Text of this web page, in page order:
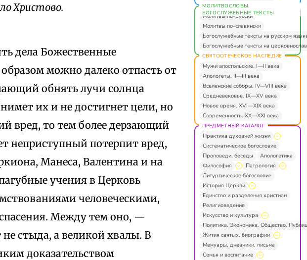
Христово.
дела Божественные
можно далеко отпасть от
обнять лучи солнца
их и не достигнет цели, но
вред, то тем более дерзающий
неприступный потерпит вред,
Манеса, Валентина и на
учения в Церковь
человеческими,
Между тем оно, —
стыда, а великой хвалы. В
доказательством
МОЛИТВОСЛОВЫ.
БОГОСЛУЖЕБНЫЕ ТЕКСТЫ
Молитвы по-русски
Молитвы по-славянски
Богослужебные тексты на русском
Богослужебные тексты на
СВЯТООТЕЧЕСКОЕ НАСЛЕДИЕ
Мужи апостольские. I—II века
Апологеты. II—III века
Вселенские соборы. IV—VIII века
Средневековье. IX—XV века
Новое время. XVI—XIX века
Современность. XX—XXI века
ПРЕДМЕТНЫЙ КАТАЛОГ
Практика духовной жизни
Систематическое богословие
Проповеди, беседы
Апологетика
Философия
Патрология
Литургическое богословие
История Церкви
Единство и разделения христиан
Религиоведение
Искусство и культура
Политика. Экономика. Общество.
Жития святых, биографии
Мемуары, дневники, письма
Семья и воспитание